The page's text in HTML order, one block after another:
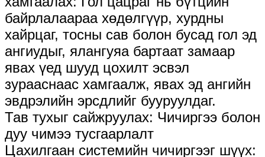
байрлалаараа хөдөлгүүр, хурдны
хайрцаг, тосны сав болон бусад гол эд
ангиудыг, ялангуяа бартаат замаар
явах үед шууд цохилт эсвэл
зурааснаас хамгаалж, явах эд ангийн
эвдрэлийн эрсдлийг бууруулдаг.
Тав тухыг сайжруулах: Чичиргээ болон
дуу чимээ тусгаарлалт
Цахилгаан системийн чичиргээг шүүх: